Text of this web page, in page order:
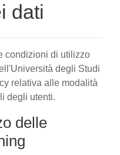
dati
condizioni di utilizzo
degli Studi
relativa alle modalità
degli utenti.
delle